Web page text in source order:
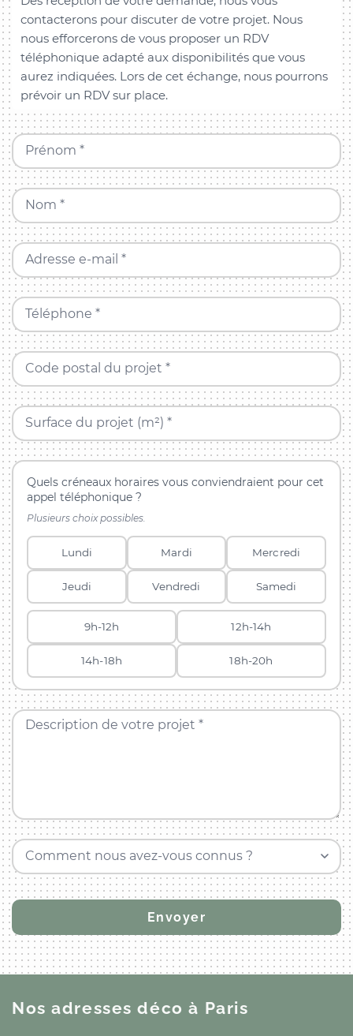
contacterons pour discuter de votre projet. Nous
nous efforcerons de vous proposer un RDV
téléphonique adapté aux disponibilités que vous
aurez indiquées. Lors de cet échange, nous pourrons
prévoir un RDV sur place.
Prénom *
Nom *
Adresse e-mail *
Téléphone *
Code postal du projet *
Surface du projet (m²) *
Quels créneaux horaires vous conviendraient pour cet
appel téléphonique ?
Plusieurs choix possibles.
Lundi Mardi Mercredi
Jeudi Vendredi Samedi
9h-12h 12h-14h
14h-18h 18h-20h
Description de votre projet *
Comment nous avez-vous connus ?
Nos adresses décoà Paris